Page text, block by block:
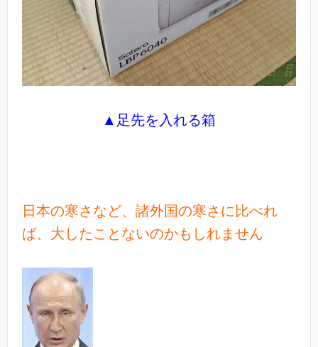
▲足先を入れる箱
日本の寒さなど、諸外国の寒さに比べれ
ば、大したことないのかもしれません